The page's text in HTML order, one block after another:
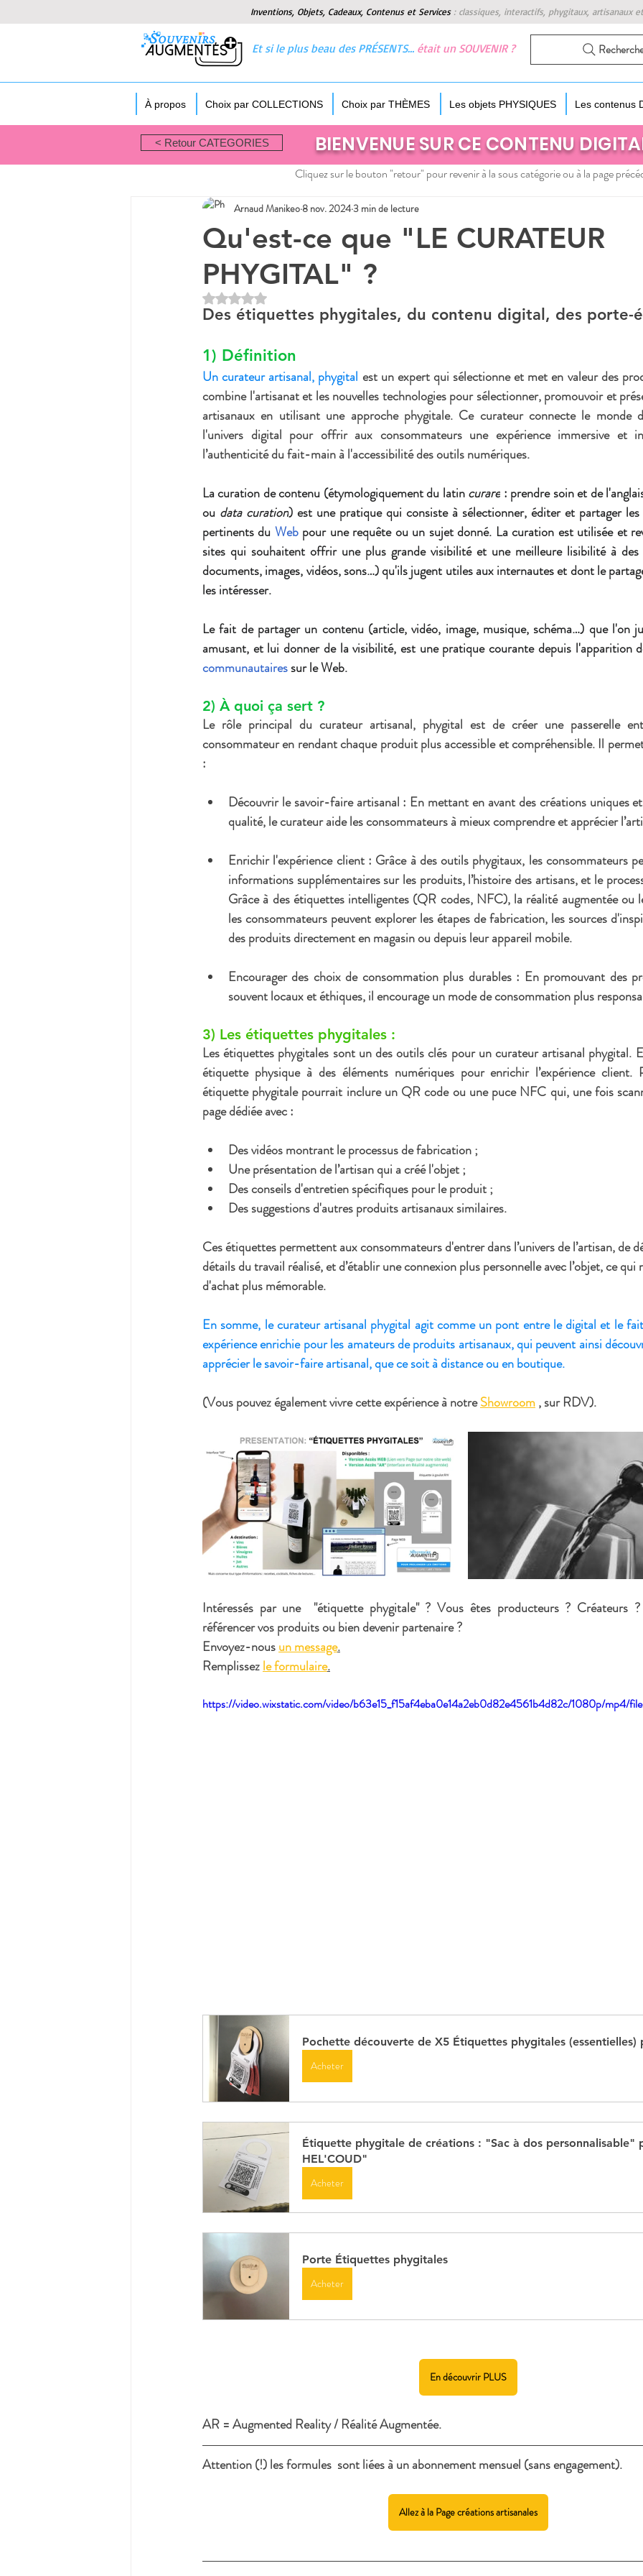
Inventions, Objets, Cadeaux, Contenus et Services : classiques, interactifs, phygitaux, artisanaux
Et si le plus beau des PRÉSENTS… était un SOUVENIR ?
À propos Choix par COLLECTIONS Choix par THÈMES Les objets PHYSIQUES Les contenus
< Retour CATEGORIES BIENVENUE SUR CE CONTENU
Cliquez sur le bouton "retour" pour revenir à la sous catégorie ou à la page
Qu'est-ce que "LE CURATEUR
PHYGITAL" ?
Arnaud Manikeo 8 nov. 20243 min de lecture
Noté NaN étoiles sur 5.
Des étiquettes phygitales, du contenu digital, des porte-
1) Définition
Un curateur artisanal, phygital est un expert qui sélectionne et met en valeur des
combine l'artisanat et les nouvelles technologies pour sélectionner, promouvoir et
artisanaux en utilisant une approche phygitale. Ce curateur connecte le monde
l’authenticité du fait-main à l'accessibilité des outils numériques.
La curation de contenu (étymologiquement du latin curare : prendre soin et de
ou data curation) est une pratique qui consiste à sélectionner, éditer et partager
pertinents du Web pour une requête ou un sujet donné. La curation est utilisée et
sites qui souhaitent offrir une plus grande visibilité et une meilleure lisibilité à des
documents, images, vidéos, sons…) qu'ils jugent utiles aux internautes et dont le
les intéresser.
Le fait de partager un contenu (article, vidéo, image, musique, schéma…) que l'on
amusant, et lui donner de la visibilité, est une pratique courante depuis l'apparition
communautaires sur le Web.
2) À quoi ça sert ?
Le rôle principal du curateur artisanal, phygital est de créer une passerelle
consommateur en rendant chaque produit plus accessible et compréhensible. Il
:
Découvrir le savoir-faire artisanal : En mettant en avant des créations uniques
qualité, le curateur aide les consommateurs à mieux comprendre et apprécier
Enrichir l'expérience client : Grâce à des outils phygitaux, les consommateurs
informations supplémentaires sur les produits, l’histoire des artisans, et le
Grâce à des étiquettes intelligentes (QR codes, NFC), la réalité augmentée ou
les consommateurs peuvent explorer les étapes de fabrication, les sources
des produits directement en magasin ou depuis leur appareil mobile.
Encourager des choix de consommation plus durables : En promouvant des
souvent locaux et éthiques, il encourage un mode de consommation plus
3) Les étiquettes phygitales :
Les étiquettes phygitales sont un des outils clés pour un curateur artisanal phygital.
étiquette physique à des éléments numériques pour enrichir l’expérience client.
étiquette phygitale pourrait inclure un QR code ou une puce NFC qui, une fois
page dédiée avec :
Des vidéos montrant le processus de fabrication ;
Une présentation de l’artisan qui a créé l'objet ;
Des conseils d'entretien spécifiques pour le produit ;
Des suggestions d'autres produits artisanaux similaires.
Ces étiquettes permettent aux consommateurs d'entrer dans l’univers de l’artisan, de
détails du travail réalisé, et d’établir une connexion plus personnelle avec l’objet, ce qui
d'achat plus mémorable.
En somme, le curateur artisanal phygital agit comme un pont entre le digital et le
expérience enrichie pour les amateurs de produits artisanaux, qui peuvent ainsi
apprécier le savoir-faire artisanal, que ce soit à distance ou en boutique.
(Vous pouvez également vivre cette expérience à notre Showroom , sur RDV).
Intéressés par une  "étiquette phygitale" ? Vous êtes producteurs ? Créateurs
référencer vos produits ou bien devenir partenaire ?
​Envoyez-nous un message.
Remplissez le formulaire.
https://video.wixstatic.com/video/b63e15_f15af4eba0e14a2eb0d82e4561b4d82c/1080p/mp4/
Pochette découverte de X5 Étiquettes phygitales (essentielles)
Acheter
Étiquette phygitale de créations : "Sac à dos personnalisable"
HEL'COUD"
Acheter
Porte Étiquettes phygitales
Acheter
En découvrir PLUS
AR = Augmented Reality / Réalité Augmentée.
Attention (!) les formules  sont liées à un abonnement mensuel (sans engagement).
Allez à la Page créations artisanales